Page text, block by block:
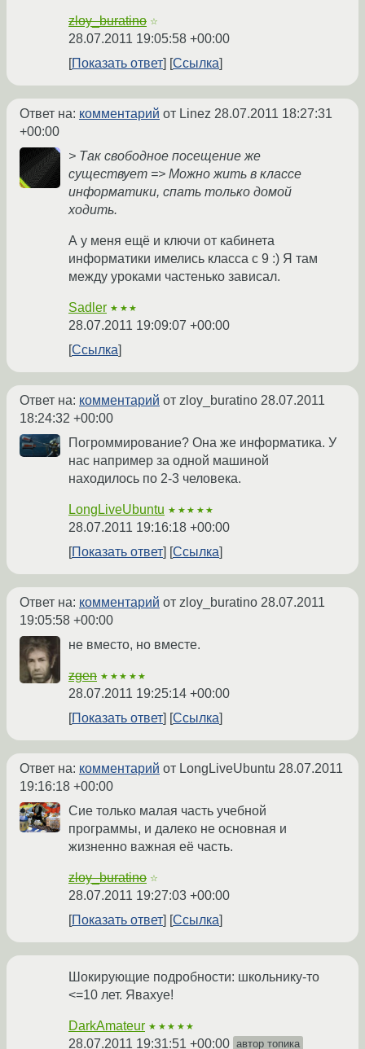
zloy_buratino ☆
28.07.2011 19:05:58 +00:00
Показать ответ
Ссылка
Ответ на: комментарий от Linez 28.07.2011 18:27:31
+00:00
> Так свободное посещение же
существует => Можно жить в классе
информатики, спать только домой
ходить.
А у меня ещё и ключи от кабинета
информатики имелись класса с 9 :) Я там
между уроками частенько зависал.
Sadler ★★★
28.07.2011 19:09:07 +00:00
Ссылка
Ответ на: комментарий от zloy_buratino 28.07.2011
18:24:32 +00:00
Погроммирование? Она же информатика. У
нас например за одной машиной
находилось по 2-3 человека.
LongLiveUbuntu ★★★★★
28.07.2011 19:16:18 +00:00
Показать ответ
Ссылка
Ответ на: комментарий от zloy_buratino 28.07.2011
19:05:58 +00:00
не вместо, но вместе.
zgen ★★★★★
28.07.2011 19:25:14 +00:00
Показать ответ
Ссылка
Ответ на: комментарий от LongLiveUbuntu 28.07.2011
19:16:18 +00:00
Сие только малая часть учебной
программы, и далеко не основная и
жизненно важная её часть.
zloy_buratino ☆
28.07.2011 19:27:03 +00:00
Показать ответ
Ссылка
Шокирующие подробности: школьнику-то
<=10 лет. Явахуе!
DarkAmateur ★★★★★
28.07.2011 19:31:51 +00:00 автор топика